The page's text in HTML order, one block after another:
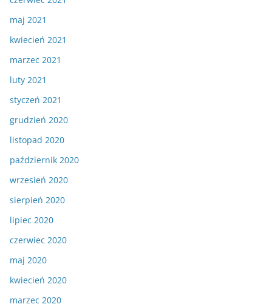
maj 2021
kwiecień 2021
marzec 2021
luty 2021
styczeń 2021
grudzień 2020
listopad 2020
październik 2020
wrzesień 2020
sierpień 2020
lipiec 2020
czerwiec 2020
maj 2020
kwiecień 2020
marzec 2020